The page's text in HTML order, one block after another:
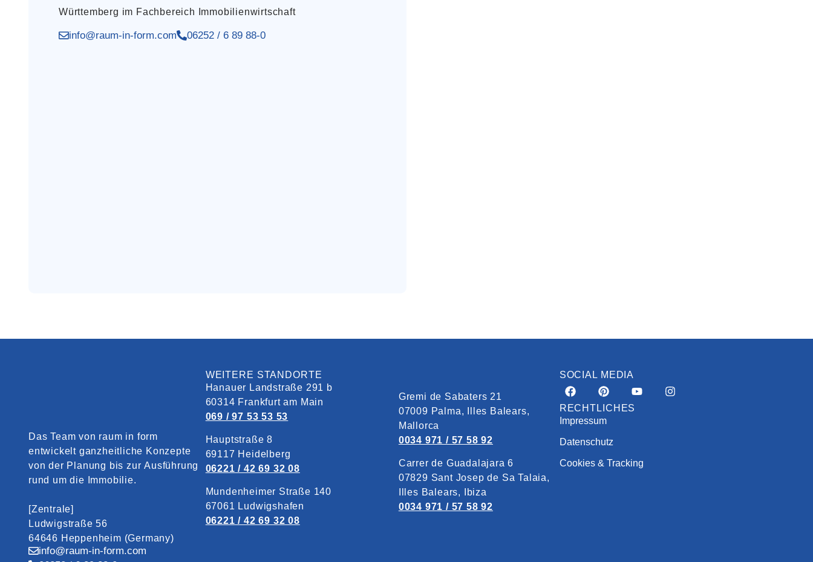
Württemberg im Fachbereich Immobilienwirtschaft
info@raum-in-form.com 06252 / 6 89 88-0
Das Team von raum in form
entwickelt ganzheitliche Konzepte
von der Planung bis zur Ausführung
rund um die Immobilie.
[Zentrale]
Ludwigstraße 56
64646 Heppenheim (Germany)
info@raum-in-form.com
WEITERE STANDORTE
Hanauer Landstraße 291 b
60314 Frankfurt am Main
069 / 97 53 53 53
Hauptstraße 8
69117 Heidelberg
06221 / 42 69 32 08
Mundenheimer Straße 140
67061 Ludwigshafen
06221 / 42 69 32 08
Gremi de Sabaters 21
07009 Palma, Illes Balears,
Mallorca
0034 971 / 57 58 92
Carrer de Guadalajara 6
07829‎ Sant Josep de Sa Talaia,
Illes Balears, Ibiza
0034 971 / 57 58 92
SOCIAL MEDIA
RECHTLICHES
Impressum
Datenschutz
Cookies & Tracking